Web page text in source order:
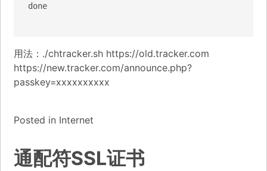
done
用法：./chtracker.sh https://old.tracker.com
https://new.tracker.com/announce.php?
passkey=xxxxxxxxxx
Posted in Internet
通配符SSL证书